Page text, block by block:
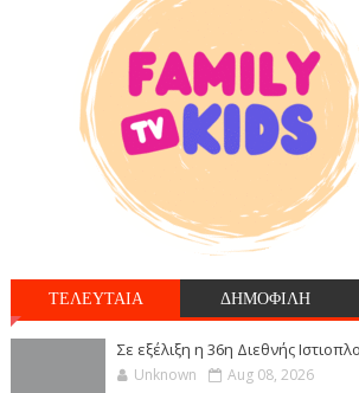
ΤΕΛΕΥΤΑΙΑ ΔΗΜΟΦΙΛΗ
Σε εξέλιξη η 36η Διεθνής
Unknown Aug 08, 2026